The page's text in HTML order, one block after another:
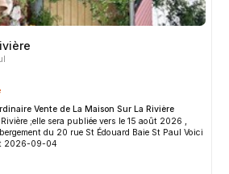
Vente de La Maison Sur La Rivière
;elle sera publiée vers le 15 août 2026 ,
du 20 rue St Édouard Baie St Paul Voici
2026-09-04